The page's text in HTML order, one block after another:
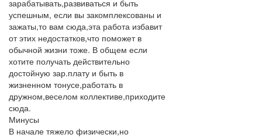
зарабатывать,развиваться и быть
успешным, если вы закомплексованы и
зажаты,то вам сюда,эта работа избавит
от этих недостатков,что поможет в
обычной жизни тоже. В общем если
хотите получать действительно
достойную зар.плату и быть в
жизненном тонусе,работать в
дружном,веселом коллективе,приходите
сюда.
Минусы
В начале тяжело физически,но